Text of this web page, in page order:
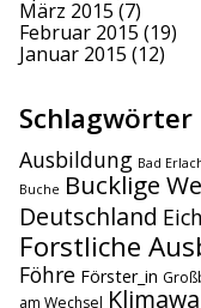
März 2015 (7)
Februar 2015 (19)
Januar 2015 (12)
Schlagwörter
Ausbildung Bad
Buche Bucklige
Deutschland
Forstliche
Föhre Förster_in
am Wechsel